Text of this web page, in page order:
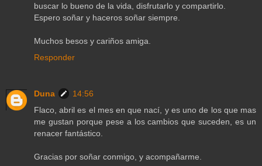
buscar lo bueno de la vida, disfrutarlo y compartirlo.
Espero soñar y haceros soñar siempre.
Muchos besos y cariños amiga.
Responder
Duna
14:56
Flaco, abril es el mes en que nací, y es uno de los que mas
me gustan porque pese a los cambios que suceden, es un
renacer fantástico.
Gracias por soñar conmigo, y acompañarme.